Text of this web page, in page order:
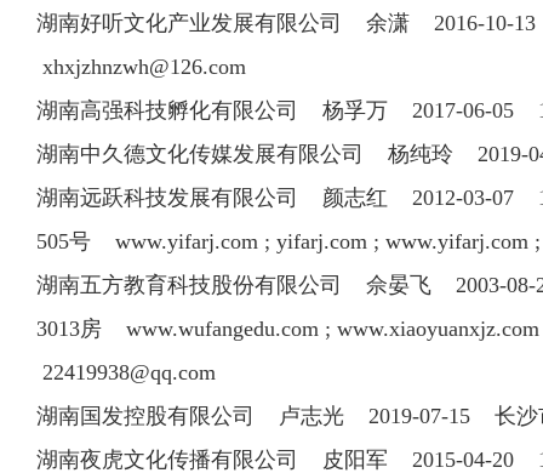
湖南好听文化产业发展有限公司 余潇 2016-10-
xhxjzhnzwh@126.com
湖南高强科技孵化有限公司 杨孚万 2017-06-05
湖南中久德文化传媒发展有限公司 杨纯玲 2019-
湖南远跃科技发展有限公司 颜志红 2012-03-07
505号 www.yifarj.com ; yifarj.com ;
湖南五方教育科技股份有限公司 佘晏飞 2003-08-
3013房 www.wufangedu.com ;
22419938@qq.com
湖南国发控股有限公司 卢志光 2019-07-15 长沙
湖南夜虎文化传播有限公司 皮阳军 2015-04-20